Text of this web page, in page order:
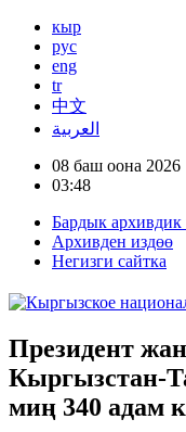
кыр
рус
eng
tr
中文
العربية
08 баш оона 2026
03:48
Бардык архивдик
Архивден издөө
Негизги сайтка
Президент
Кыргызстан-
миң 340 адам